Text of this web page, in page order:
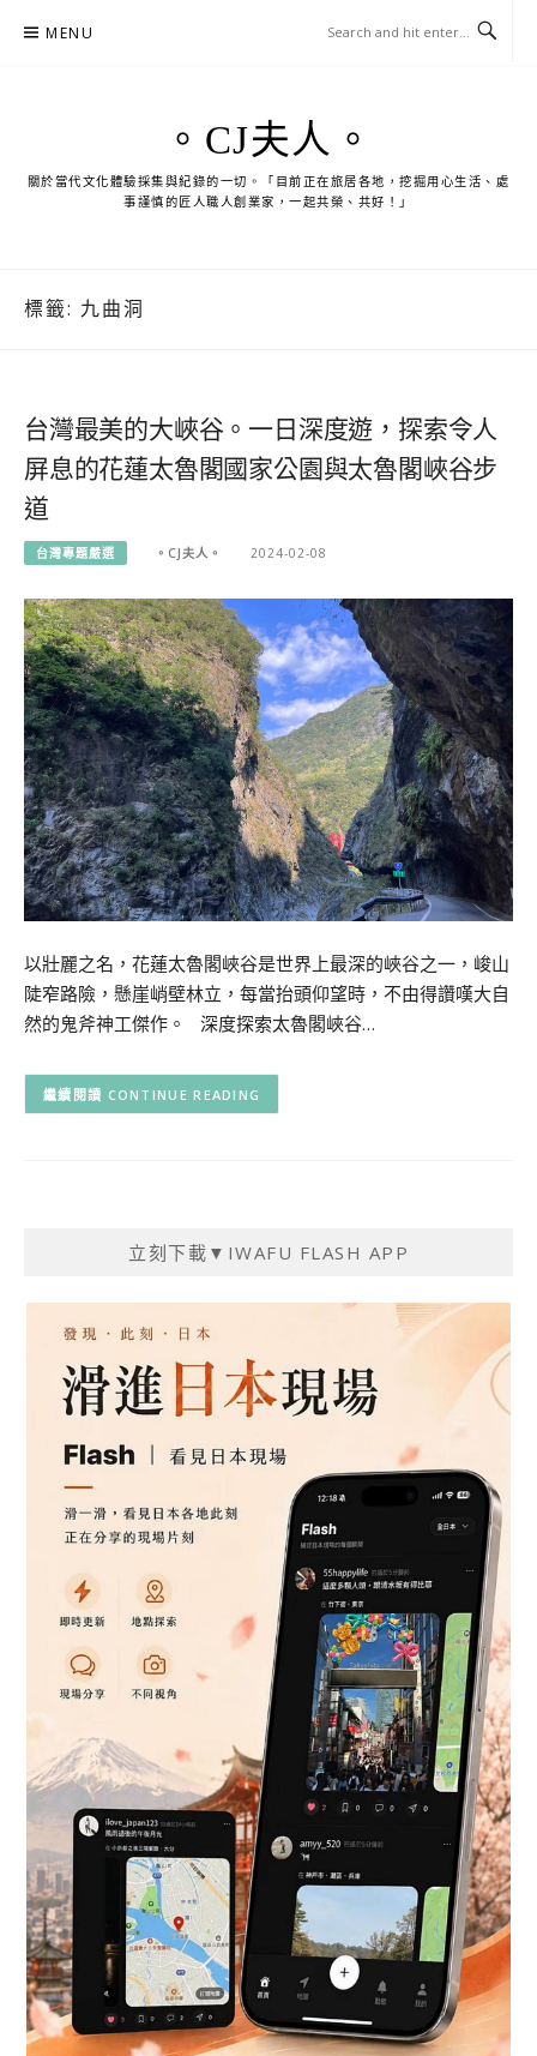
MENU
。CJ夫人。
關於當代文化體驗採集與紀錄的一切。「目前正在旅居各地，挖掘用心生活、處
事謹慎的匠人職人創業家，一起共榮、共好！」
標籤: 九曲洞
台灣最美的大峽谷。一日深度遊，探索令人
屏息的花蓮太魯閣國家公園與太魯閣峽谷步
道
台灣專題嚴選 。CJ夫人。 2024-02-08
以壯麗之名，花蓮太魯閣峽谷是世界上最深的峽谷之一，峻山
陡窄路險，懸崖峭壁林立，每當抬頭仰望時，不由得讚嘆大自
然的鬼斧神工傑作。 深度探索太魯閣峽谷…
CONTINUE READING
立刻下載▼IWAFU FLASH APP